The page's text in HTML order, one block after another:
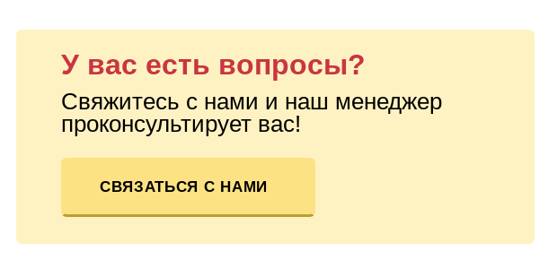
У вас есть вопросы?
Свяжитесь с нами и наш менеджер
проконсультирует вас!
СВЯЗАТЬСЯ С НАМИ